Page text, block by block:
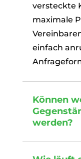
versteckte
maximale
einfach
Können
werden?